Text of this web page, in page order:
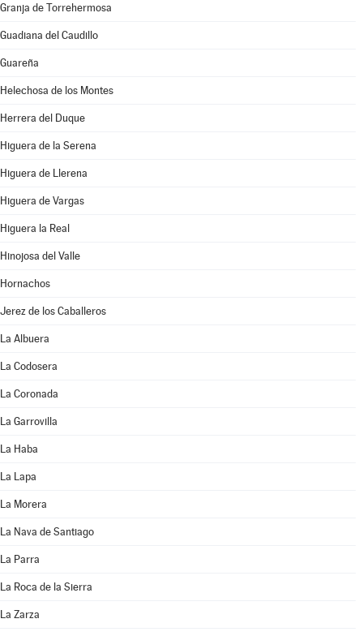
Granja de Torrehermosa
Guadiana del Caudillo
Guareña
Helechosa de los Montes
Herrera del Duque
Higuera de la Serena
Higuera de Llerena
Higuera de Vargas
Higuera la Real
Hinojosa del Valle
Hornachos
Jerez de los Caballeros
La Albuera
La Codosera
La Coronada
La Garrovilla
La Haba
La Lapa
La Morera
La Nava de Santiago
La Parra
La Roca de la Sierra
La Zarza